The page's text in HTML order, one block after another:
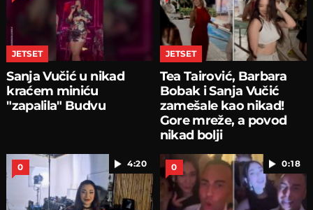
JETSET
Sanja Vučić u nikad
kraćem miniću
"zapalila" Budvu
JETSET
Tea Tairović, Barbara
Bobak i Sanja Vučić
zamešale kao nikad!
Gore mreže, a povod
nikad bolji
4:20
0 0:18
0